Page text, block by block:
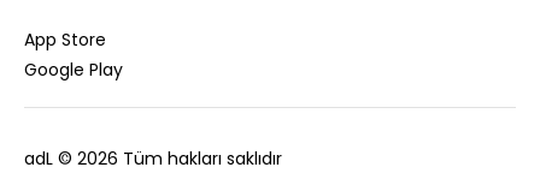
Hırka
Yelek
Private Card
Mağazalar
Sıkça Sorulan Sorular
App Store
Google Play
adL © 2026 Tüm hakları saklıdır